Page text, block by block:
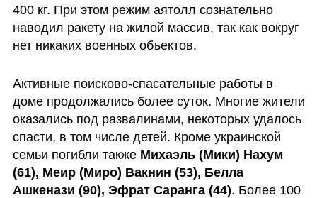
400 кг. При этом режим аятолл сознательно
наводил ракету на жилой массив, так как вокруг
нет никаких военных объектов.
Активные поисково-спасательные работы в
доме продолжались более суток. Многие жители
оказались под развалинами, некоторых удалось
спасти, в том числе детей. Кроме украинской
семьи погибли также Михаэль (Мики) Нахум
(61), Меир (Миро) Вакнин (53), Белла
Ашкенази (90), Эфрат Саранга (44). Более 100